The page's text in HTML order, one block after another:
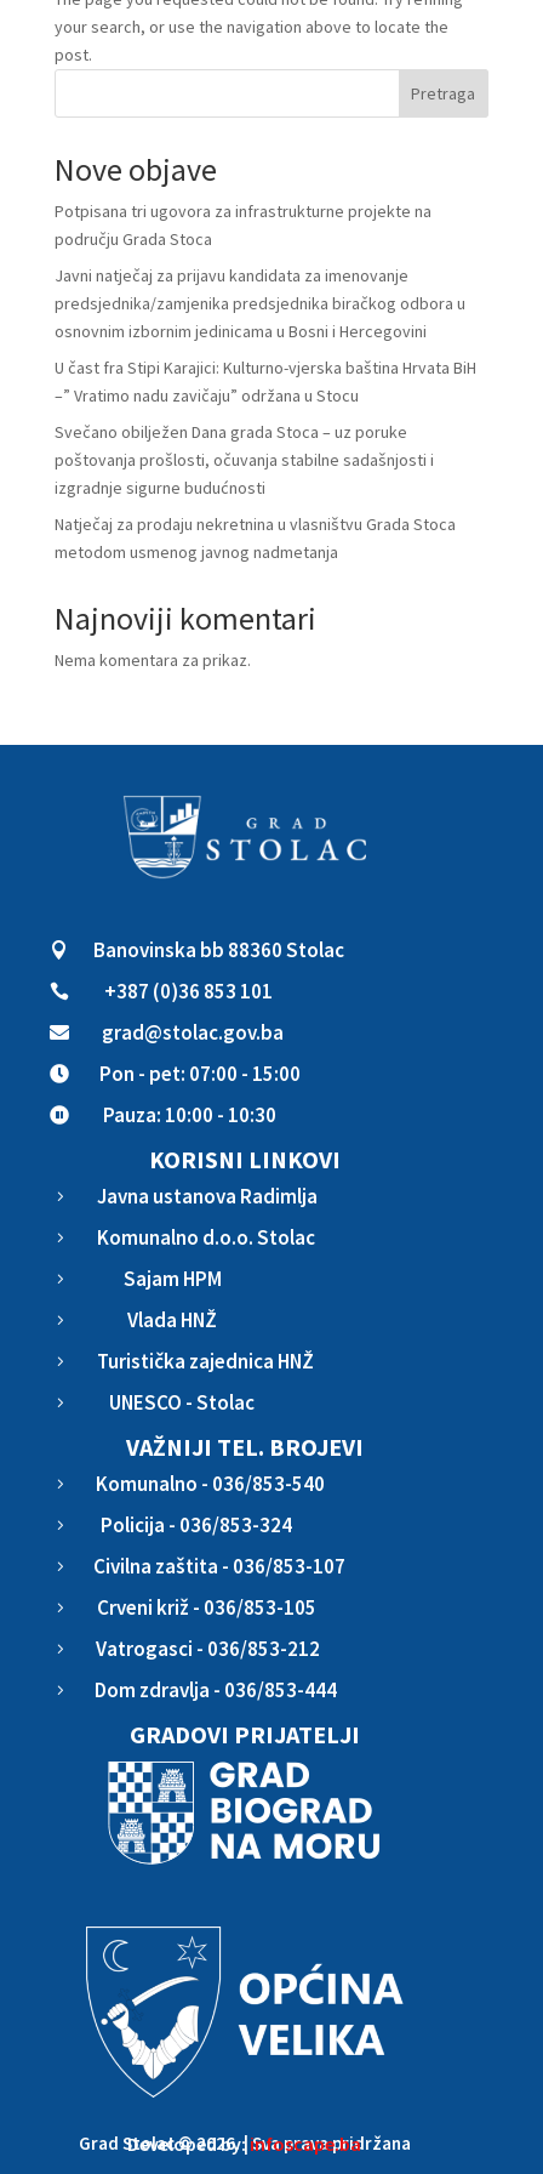
your search, or use the navigation above to locate the
post.
Pretraga
Nove objave
Potpisana tri ugovora za infrastrukturne projekte na
području Grada Stoca
Javni natječaj za prijavu kandidata za imenovanje
predsjednika/zamjenika predsjednika biračkog odbora u
osnovnim izbornim jedinicama u Bosni i Hercegovini
U čast fra Stipi Karajici: Kulturno-vjerska baština Hrvata BiH
–” Vratimo nadu zavičaju” održana u Stocu
Svečano obilježen Dana grada Stoca – uz poruke
poštovanja prošlosti, očuvanja stabilne sadašnjosti i
izgradnje sigurne budućnosti
Natječaj za prodaju nekretnina u vlasništvu Grada Stoca
metodom usmenog javnog nadmetanja
Najnoviji komentari
Nema komentara za prikaz.
 Banovinska bb 88360 Stolac
 +387 (0)36 853 101
 grad@stolac.gov.ba
 Pon - pet: 07:00 - 15:00
 Pauza: 10:00 - 10:30
KORISNI LINKOVI
5 Javna ustanova Radimlja
5 Komunalno d.o.o. Stolac
5 Sajam HPM
5 Vlada HNŽ
5 Turistička zajednica HNŽ
5 UNESCO - Stolac
VAŽNIJI TEL. BROJEVI
5 Komunalno - 036/853-540
5 Policija - 036/853-324
5 Civilna zaštita - 036/853-107
5 Crveni križ - 036/853-105
5 Vatrogasci - 036/853-212
5 Dom zdravlja - 036/853-444
GRADOVI PRIJATELJI
Grad Stolac © 2026. | Sva prava pridržana
Developed by: infoscape.ba